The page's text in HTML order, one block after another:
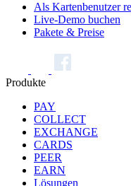
Als Kartenbenutzer
Live-Demo buchen
Pakete & Preise
Produkte
PAY
COLLECT
EXCHANGE
CARDS
PEER
EARN
Lösungen